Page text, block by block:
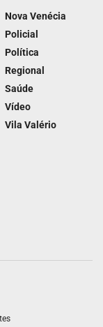
Nova Venécia
Policial
Política
Regional
Saúde
Vídeo
Vila Valério